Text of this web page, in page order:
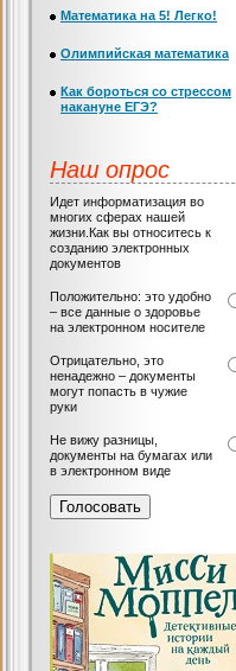
Математика на 5! Легко!
Олимпийская математика
Как бороться со стрессом
накануне ЕГЭ?
Наш опрос
Идет информатизация во
многих сферах нашей
жизни.Как вы относитесь к
созданию электронных
документов
Положительно: это удобно
– все данные о здоровье
на электронном носителе
Отрицательно, это
ненадежно – документы
могут попасть в чужие
руки
Не вижу разницы,
документы на бумагах или
в электронном виде